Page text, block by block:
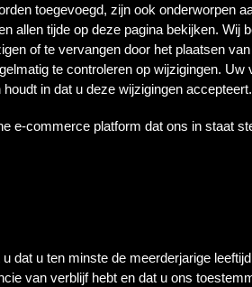
toegevoegd, zijn ook onderworpen
allen tijde op deze pagina bekijken. Wij
of te vervangen door het plaatsen
te controleren op wijzigingen. Uw
in dat u deze wijzigingen accepteert.
e-commerce platform dat ons in staat
dat u ten minste de meerderjarige
van verblijf hebt en dat u ons